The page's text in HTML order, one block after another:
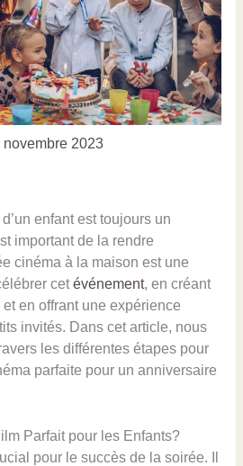
novembre 2023
enfant est toujours un
important de la rendre
cinéma à la maison est une
cetévénement, en créant
en offrant une expérience
invités. Dans cet article, nous
les différentes étapes pour
parfaite pour un anniversaire
Parfait pour les Enfants?
pour le succès de la soirée. Il